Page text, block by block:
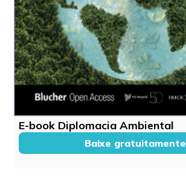
E-book Diplomacia Ambiental
Baixe gratuitamente